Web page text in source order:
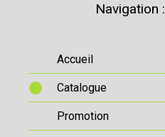
Navigation :
Accueil
Catalogue
Promotion